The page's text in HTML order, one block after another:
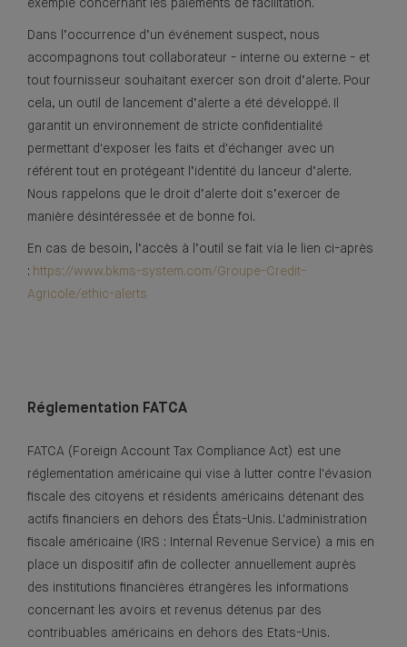
exemple concernant les paiements de facilitation.
Dans l’occurrence d’un événement suspect, nous
accompagnons tout collaborateur - interne ou externe - et
tout fournisseur souhaitant exercer son droit d’alerte. Pour
cela, un outil de lancement d’alerte a été développé. Il
garantit un environnement de stricte confidentialité
permettant d'exposer les faits et d'échanger avec un
référent tout en protégeant l’identité du lanceur d’alerte.
Nous rappelons que le droit d’alerte doit s’exercer de
manière désintéressée et de bonne foi.
En cas de besoin, l’accès à l’outil se fait via le lien ci-après
: https://www.bkms-system.com/Groupe-Credit-
Agricole/ethic-alerts
Réglementation FATCA
FATCA (Foreign Account Tax Compliance Act) est une
réglementation américaine qui vise à lutter contre l'évasion
fiscale des citoyens et résidents américains détenant des
actifs financiers en dehors des États-Unis. L'administration
fiscale américaine (IRS : Internal Revenue Service) a mis en
place un dispositif afin de collecter annuellement auprès
des institutions financières étrangères les informations
concernant les avoirs et revenus détenus par des
contribuables américains en dehors des Etats-Unis.